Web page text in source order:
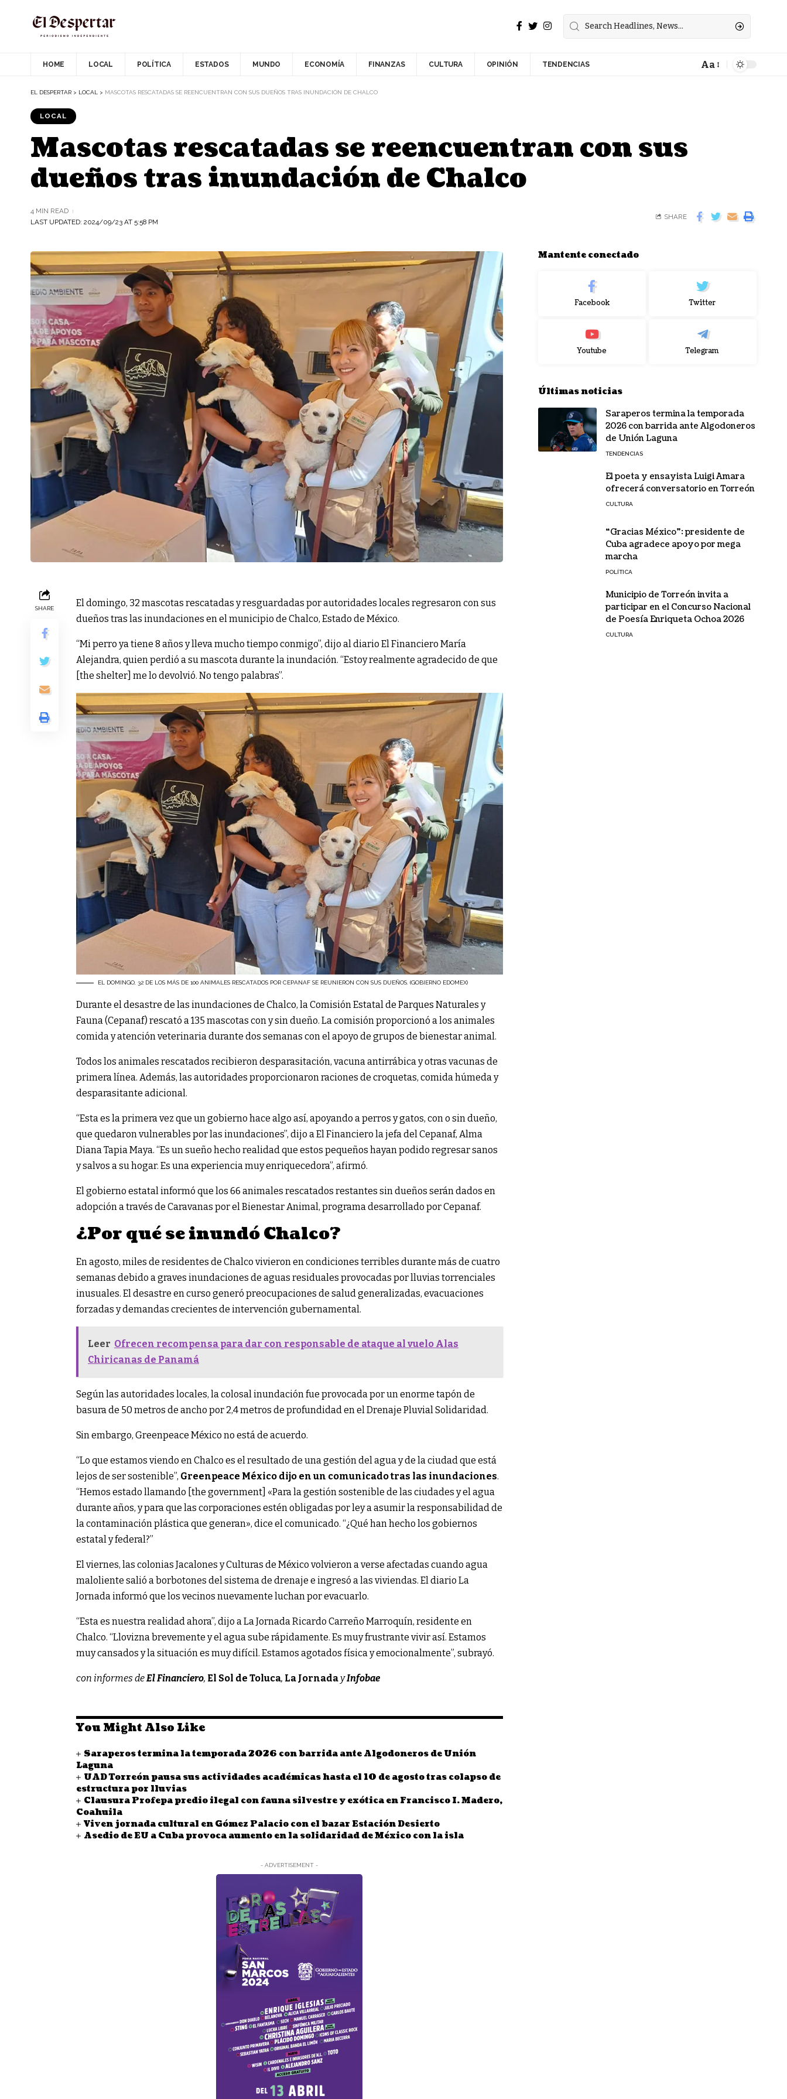
HOME LOCAL POLÍTICA ESTADOS MUNDO ECONOMÍA FINANZAS CULTURA OPINIÓN TENDENCIAS Aa
EL DESPERTAR > LOCAL > MASCOTAS RESCATADAS SE REENCUENTRAN CON SUS DUEÑOS TRAS INUNDACIÓN DE CHALCO
LOCAL
Mascotas rescatadas se reencuentran con sus
dueños tras inundación de Chalco
LAST UPDATED: 2024/09/23 AT 5:58 PM
4 MIN READ
SHARE
SHARE
El domingo, 32 mascotas rescatadas y resguardadas por autoridades locales regresaron con sus
dueños tras las inundaciones en el municipio de Chalco, Estado de México.
“Mi perro ya tiene 8 años y lleva mucho tiempo conmigo”, dijo al diario El Financiero María
Alejandra, quien perdió a su mascota durante la inundación. “Estoy realmente agradecido de que
[the shelter] me lo devolvió. No tengo palabras”.
EL DOMINGO, 32 DE LOS MÁS DE 100 ANIMALES RESCATADOS POR CEPANAF SE REUNIERON CON SUS DUEÑOS. (GOBIERNO EDOMEX)
Durante el desastre de las inundaciones de Chalco, la Comisión Estatal de Parques Naturales y
Fauna (Cepanaf) rescató a 135 mascotas con y sin dueño. La comisión proporcionó a los animales
comida y atención veterinaria durante dos semanas con el apoyo de grupos de bienestar animal.
Todos los animales rescatados recibieron desparasitación, vacuna antirrábica y otras vacunas de
primera línea. Además, las autoridades proporcionaron raciones de croquetas, comida húmeda y
desparasitante adicional.
“Esta es la primera vez que un gobierno hace algo así, apoyando a perros y gatos, con o sin dueño,
que quedaron vulnerables por las inundaciones”, dijo a El Financiero la jefa del Cepanaf, Alma
Diana Tapia Maya. “Es un sueño hecho realidad que estos pequeños hayan podido regresar sanos
y salvos a su hogar. Es una experiencia muy enriquecedora”, afirmó.
El gobierno estatal informó que los 66 animales rescatados restantes sin dueños serán dados en
adopción a través de Caravanas por el Bienestar Animal, programa desarrollado por Cepanaf.
¿Por qué se inundó Chalco?
En agosto, miles de residentes de Chalco vivieron en condiciones terribles durante más de cuatro
semanas debido a graves inundaciones de aguas residuales provocadas por lluvias torrenciales
inusuales. El desastre en curso generó preocupaciones de salud generalizadas, evacuaciones
forzadas y demandas crecientes de intervención gubernamental.
Leer Ofrecen recompensa para dar con responsable de ataque al vuelo Alas
Chiricanas de Panamá
Según las autoridades locales, la colosal inundación fue provocada por un enorme tapón de
basura de 50 metros de ancho por 2,4 metros de profundidad en el Drenaje Pluvial Solidaridad.
Sin embargo, Greenpeace México no está de acuerdo.
“Lo que estamos viendo en Chalco es el resultado de una gestión del agua y de la ciudad que está
lejos de ser sostenible”, Greenpeace México dijo en un comunicado tras las inundaciones.
“Hemos estado llamando [the government] «Para la gestión sostenible de las ciudades y el agua
durante años, y para que las corporaciones estén obligadas por ley a asumir la responsabilidad de
la contaminación plástica que generan», dice el comunicado. “¿Qué han hecho los gobiernos
estatal y federal?”
El viernes, las colonias Jacalones y Culturas de México volvieron a verse afectadas cuando agua
maloliente salió a borbotones del sistema de drenaje e ingresó a las viviendas. El diario La
Jornada informó que los vecinos nuevamente luchan por evacuarlo.
“Esta es nuestra realidad ahora”, dijo a La Jornada Ricardo Carreño Marroquín, residente en
Chalco. “Llovizna brevemente y el agua sube rápidamente. Es muy frustrante vivir así. Estamos
muy cansados ​​y la situación es muy difícil. Estamos agotados física y emocionalmente”, subrayó.
con informes deEl Financiero, El Sol de Toluca, La JornadayInfobae
You Might Also Like
Saraperos termina la temporada 2026 con barrida ante Algodoneros de Unión
Laguna
UAD Torreón pausa sus actividades académicas hasta el 10 de agosto tras colapso de
estructura por lluvias
Clausura Profepa predio ilegal con fauna silvestre y exótica en Francisco I. Madero,
Coahuila
Viven jornada cultural en Gómez Palacio con el bazar Estación Desierto
Asedio de EU a Cuba provoca aumento en la solidaridad de México con la isla
- ADVERTISEMENT -
Mantente conectado
Facebook Twitter
Youtube Telegram
Últimas noticias
Saraperos termina la temporada
2026 con barrida ante Algodoneros
de Unión Laguna
TENDENCIAS
El poeta y ensayista Luigi Amara
ofrecerá conversatorio en Torreón
CULTURA
“Gracias México”: presidente de
Cuba agradece apoyo por mega
marcha
POLÍTICA
Municipio de Torreón invita a
participar en el Concurso Nacional
de Poesía Enriqueta Ochoa 2026
CULTURA